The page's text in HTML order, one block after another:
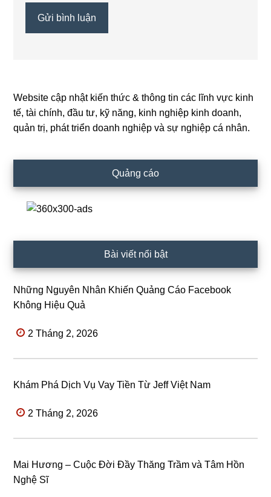
Primary
Sidebar
Website cập nhật kiến thức & thông tin các lĩnh vực kinh
tế, tài chính, đầu tư, kỹ năng, kinh nghiệp kinh doanh,
quản trị, phát triển doanh nghiệp và sự nghiệp cá nhân.
Quảng cáo
Bài viết nổi bật
Những Nguyên Nhân Khiến Quảng Cáo Facebook
Không Hiệu Quả
2 Tháng 2, 2026
Khám Phá Dịch Vụ Vay Tiền Từ Jeff Việt Nam
2 Tháng 2, 2026
Mai Hương – Cuộc Đời Đầy Thăng Trầm và Tâm Hồn
Nghệ Sĩ